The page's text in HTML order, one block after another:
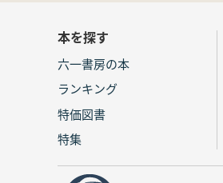
本を探す
六一書房の本
ランキング
特価図書
特集